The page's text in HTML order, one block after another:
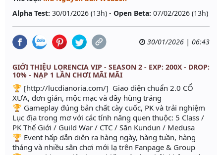
Alpha Test: 30/01/2026 (13h) - Open Beta: 07/02/2026 (13h)
30/01/2026 | 06:43
GIỚI THIỆU LORENCIA VIP - SEASON 2 - EXP: 200X - DROP:
10% - NẠP 1 LẦN CHƠI MÃI MÃI
🏆 [http://lucdianoria.com/] Giao diện chuẩn 2.0 CỔ
XƯA, đơn giản, mộc mạc và đầy hùng tráng
🏆 Gameplay đúng bản chất cày cuốc, PK và trải nghiệm
Lục địa trong mơ với các tính năng quen thuộc: 5 Class /
PK Thế Giới / Guild War / CTC / Săn Kundun / Medusa
🏆 Event hấp dẫn diễn ra hàng ngày, hàng tuần, hàng
tháng và nhiều sân chơi mới lạ trên Fanpage & Group